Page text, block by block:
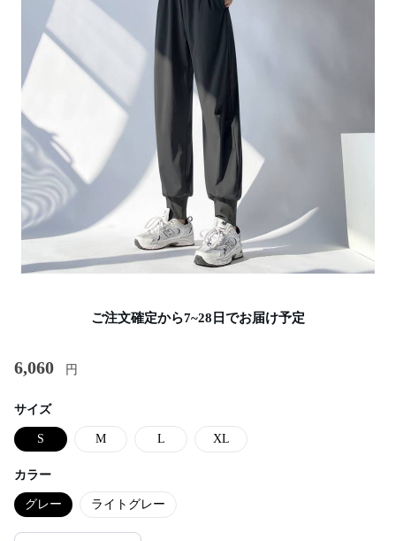
ご注文確定から7~28日でお届け予定
6,060 円
サイズ
S M L XL
カラー
グレー ライトグレー